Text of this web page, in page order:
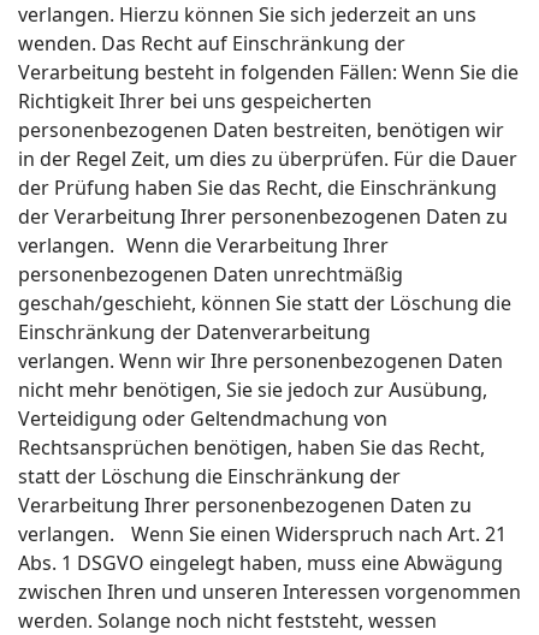
verlangen. Hierzu können Sie sich jederzeit an uns
wenden. Das Recht auf Einschränkung der
Verarbeitung besteht in folgenden Fällen: Wenn Sie die
Richtigkeit Ihrer bei uns gespeicherten
personenbezogenen Daten bestreiten, benötigen wir
in der Regel Zeit, um dies zu überprüfen. Für die Dauer
der Prüfung haben Sie das Recht, die Einschränkung
der Verarbeitung Ihrer personenbezogenen Daten zu
verlangen. Wenn die Verarbeitung Ihrer
personenbezogenen Daten unrechtmäßig
geschah/geschieht, können Sie statt der Löschung die
Einschränkung der Datenverarbeitung
verlangen. Wenn wir Ihre personenbezogenen Daten
nicht mehr benötigen, Sie sie jedoch zur Ausübung,
Verteidigung oder Geltendmachung von
Rechtsansprüchen benötigen, haben Sie das Recht,
statt der Löschung die Einschränkung der
Verarbeitung Ihrer personenbezogenen Daten zu
verlangen. Wenn Sie einen Widerspruch nach Art. 21
Abs. 1 DSGVO eingelegt haben, muss eine Abwägung
zwischen Ihren und unseren Interessen vorgenommen
werden. Solange noch nicht feststeht, wessen